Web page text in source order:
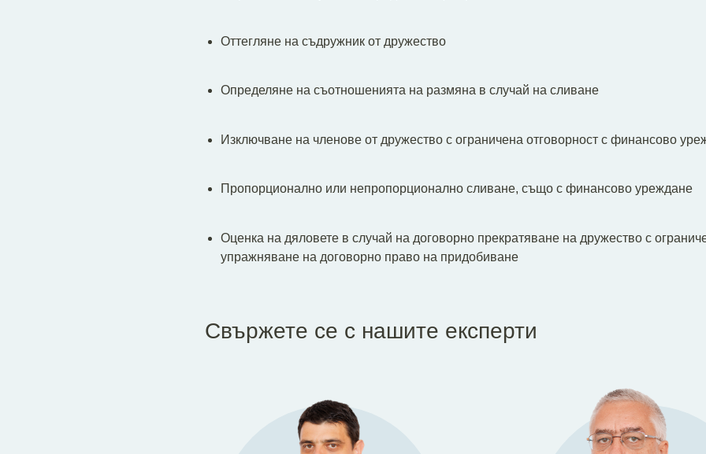
Оттегляне на съдружник от дружество
Определяне на съотношенията на размяна в случай на сливане
Изключване на членове от дружество с ограничена отговорност с финансово
Пропорционално или непропорционално сливане, също с финансово уреждане
Оценка на дяловете в случай на договорно прекратяване на дружество с
упражняване на договорно право на придобиване
Свържете се с нашите експерти